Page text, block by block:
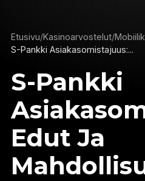
Etusivu/Kasinoarvostelut/
S-Pankki Asiakasomistajuus:...
S-Pankki
Edut Ja